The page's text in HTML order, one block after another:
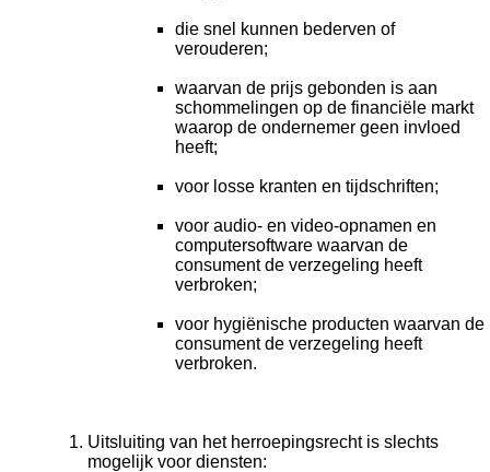
die snel kunnen bederven of
verouderen;
waarvan de prijs gebonden is aan
schommelingen op de financiële markt
waarop de ondernemer geen invloed
heeft;
voor losse kranten en tijdschriften;
voor audio- en video-opnamen en
computersoftware waarvan de
consument de verzegeling heeft
verbroken;
voor hygiënische producten waarvan de
consument de verzegeling heeft
verbroken.
Uitsluiting van het herroepingsrecht is slechts
mogelijk voor diensten: